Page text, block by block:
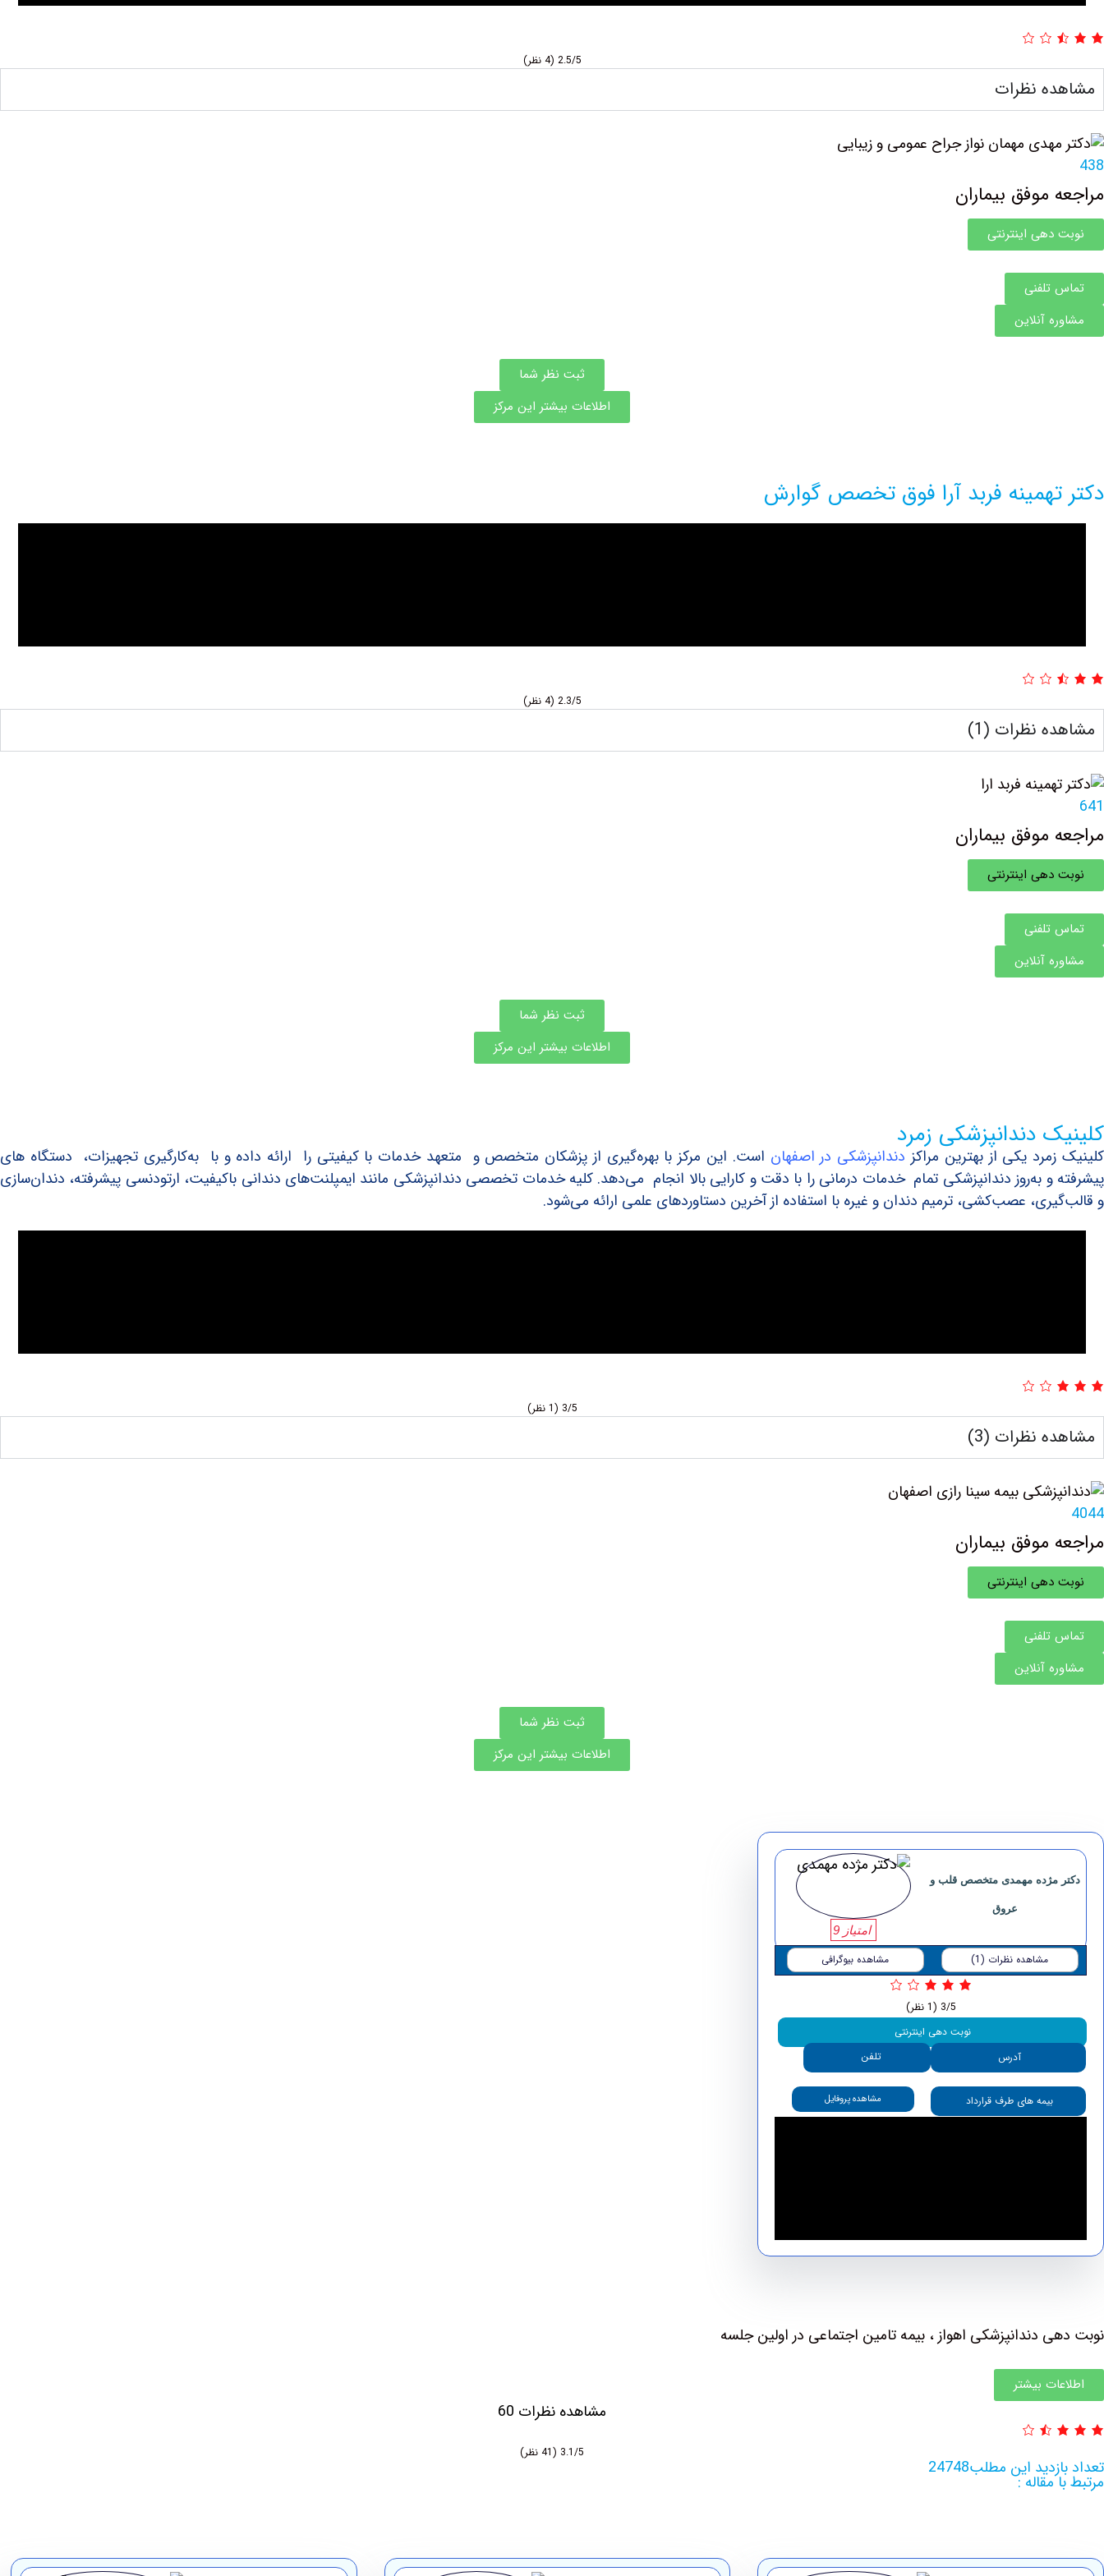
2.5/5 (4 نظر)
مشاهده نظرات
438
مراجعه موفق بیماران
نوبت دهی اینترنتی
تماس تلفنی
مشاوره آنلاین
ثبت نظر شما
اطلاعات بیشتر این مرکز
دکتر تهمینه فربد آرا فوق تخصص گوارش
2.3/5 (4 نظر)
مشاهده نظرات (1)
641
مراجعه موفق بیماران
نوبت دهی اینترنتی
تماس تلفنی
مشاوره آنلاین
ثبت نظر شما
اطلاعات بیشتر این مرکز
کلینیک دندانپزشکی زمرد
کلینیک زمرد یکی از بهترین مراکز دندانپزشکی در اصفهان است. این مرکز با بهره‌گیری از پزشکان متخصص و متعهد خدمات با کیفیتی را ارائه داده و با به‌کارگیری تجهیزات، دستگاه های
پیشرفته و به‌روز دندانپزشکی تمام خدمات درمانی را با دقت و کارایی بالا انجام می‌دهد. کلیه خدمات تخصصی دندانپزشکی مانند ایمپلنت‌های دندانی باکیفیت، ارتودنسی پیشرفته، دندان‌سازی
و قالب‌گیری، عصب‌کشی، ترمیم دندان و غیره با استفاده از آخرین دستاوردهای علمی ارائه می‌شود.
3/5 (1 نظر)
مشاهده نظرات (3)
4044
مراجعه موفق بیماران
نوبت دهی اینترنتی
تماس تلفنی
مشاوره آنلاین
ثبت نظر شما
اطلاعات بیشتر این مرکز
دکتر مژده مهمدی متخصص قلب و
عروق
امتیاز 9
مشاهده نظرات (1) مشاهده بیوگرافی
3/5 (1 نظر)
نوبت دهی اینترنتی
آدرس
تلفن
بیمه های طرف قرارداد مشاهده پروفایل
نوبت دهی دندانپزشکی اهواز ، بیمه تامین اجتماعی در اولین جلسه
اطلاعات بیشتر
مشاهده نظرات 60
3.1/5 (41 نظر)
تعداد بازدید این مطلب24748
مرتبط با مقاله :